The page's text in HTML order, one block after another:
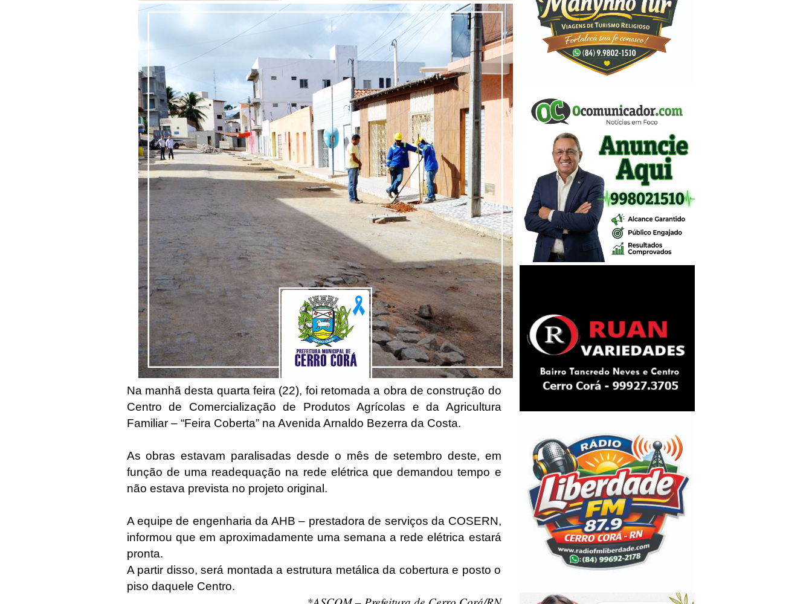
Na manhã desta quarta feira (22), foi retomada a obra de construção do
Centro de Comercialização de Produtos Agrícolas e da Agricultura
Familiar – “Feira Coberta” na Avenida Arnaldo Bezerra da Costa.
As obras estavam paralisadas desde o mês de setembro deste, em
função de uma readequação na rede elétrica que demandou tempo e
não estava prevista no projeto original.
A equipe de engenharia da AHB – prestadora de serviços da COSERN,
informou que em aproximadamente uma semana a rede elétrica estará
pronta.
A partir disso, será montada a estrutura metálica da cobertura e posto o
piso daquele Centro.